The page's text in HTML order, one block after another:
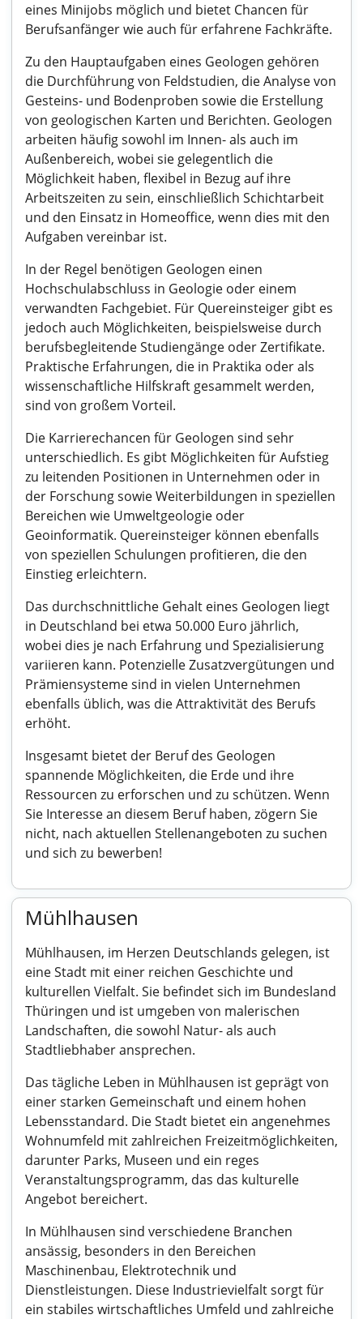
eines Minijobs möglich und bietet Chancen für
Berufsanfänger wie auch für erfahrene Fachkräfte.
Zu den Hauptaufgaben eines Geologen gehören
die Durchführung von Feldstudien, die Analyse von
Gesteins- und Bodenproben sowie die Erstellung
von geologischen Karten und Berichten. Geologen
arbeiten häufig sowohl im Innen- als auch im
Außenbereich, wobei sie gelegentlich die
Möglichkeit haben, flexibel in Bezug auf ihre
Arbeitszeiten zu sein, einschließlich Schichtarbeit
und den Einsatz in Homeoffice, wenn dies mit den
Aufgaben vereinbar ist.
In der Regel benötigen Geologen einen
Hochschulabschluss in Geologie oder einem
verwandten Fachgebiet. Für Quereinsteiger gibt es
jedoch auch Möglichkeiten, beispielsweise durch
berufsbegleitende Studiengänge oder Zertifikate.
Praktische Erfahrungen, die in Praktika oder als
wissenschaftliche Hilfskraft gesammelt werden,
sind von großem Vorteil.
Die Karrierechancen für Geologen sind sehr
unterschiedlich. Es gibt Möglichkeiten für Aufstieg
zu leitenden Positionen in Unternehmen oder in
der Forschung sowie Weiterbildungen in speziellen
Bereichen wie Umweltgeologie oder
Geoinformatik. Quereinsteiger können ebenfalls
von speziellen Schulungen profitieren, die den
Einstieg erleichtern.
Das durchschnittliche Gehalt eines Geologen liegt
in Deutschland bei etwa 50.000 Euro jährlich,
wobei dies je nach Erfahrung und Spezialisierung
variieren kann. Potenzielle Zusatzvergütungen und
Prämiensysteme sind in vielen Unternehmen
ebenfalls üblich, was die Attraktivität des Berufs
erhöht.
Insgesamt bietet der Beruf des Geologen
spannende Möglichkeiten, die Erde und ihre
Ressourcen zu erforschen und zu schützen. Wenn
Sie Interesse an diesem Beruf haben, zögern Sie
nicht, nach aktuellen Stellenangeboten zu suchen
und sich zu bewerben!
Mühlhausen
Mühlhausen, im Herzen Deutschlands gelegen, ist
eine Stadt mit einer reichen Geschichte und
kulturellen Vielfalt. Sie befindet sich im Bundesland
Thüringen und ist umgeben von malerischen
Landschaften, die sowohl Natur- als auch
Stadtliebhaber ansprechen.
Das tägliche Leben in Mühlhausen ist geprägt von
einer starken Gemeinschaft und einem hohen
Lebensstandard. Die Stadt bietet ein angenehmes
Wohnumfeld mit zahlreichen Freizeitmöglichkeiten,
darunter Parks, Museen und ein reges
Veranstaltungsprogramm, das das kulturelle
Angebot bereichert.
In Mühlhausen sind verschiedene Branchen
ansässig, besonders in den Bereichen
Maschinenbau, Elektrotechnik und
Dienstleistungen. Diese Industrievielfalt sorgt für
ein stabiles wirtschaftliches Umfeld und zahlreiche